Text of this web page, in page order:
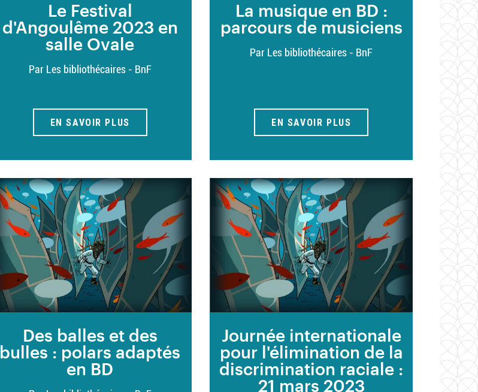
Le Festival
d'Angoulême 2023 en
salle Ovale
Par Les bibliothécaires - BnF
EN SAVOIR PLUS
La musique en BD :
parcours de musiciens
Par Les bibliothécaires - BnF
EN SAVOIR PLUS
Des balles et des
bulles : polars adaptés
en BD
Journée internationale
pour l'élimination de la
discrimination raciale :
21 mars 2023